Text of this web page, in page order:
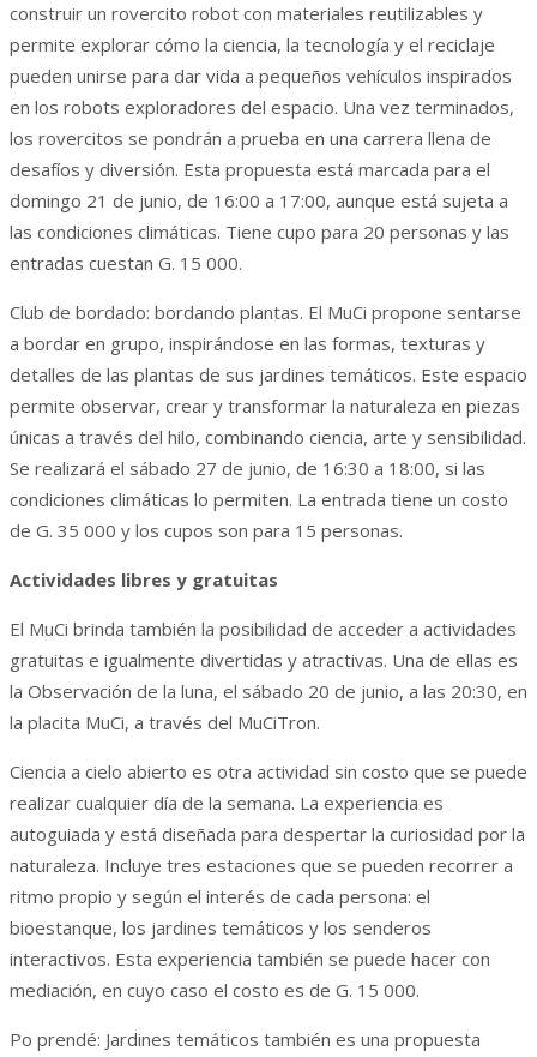
construir un rovercito robot con materiales reutilizables y
permite explorar cómo la ciencia, la tecnología y el reciclaje
pueden unirse para dar vida a pequeños vehículos inspirados
en los robots exploradores del espacio. Una vez terminados,
los rovercitos se pondrán a prueba en una carrera llena de
desafíos y diversión. Esta propuesta está marcada para el
domingo 21 de junio, de 16:00 a 17:00, aunque está sujeta a
las condiciones climáticas. Tiene cupo para 20 personas y las
entradas cuestan G. 15 000.
Club de bordado: bordando plantas. El MuCi propone sentarse
a bordar en grupo, inspirándose en las formas, texturas y
detalles de las plantas de sus jardines temáticos. Este espacio
permite observar, crear y transformar la naturaleza en piezas
únicas a través del hilo, combinando ciencia, arte y sensibilidad.
Se realizará el sábado 27 de junio, de 16:30 a 18:00, si las
condiciones climáticas lo permiten. La entrada tiene un costo
de G. 35 000 y los cupos son para 15 personas.
Actividades libres y gratuitas
El MuCi brinda también la posibilidad de acceder a actividades
gratuitas e igualmente divertidas y atractivas. Una de ellas es
la Observación de la luna, el sábado 20 de junio, a las 20:30, en
la placita MuCi, a través del MuCiTron.
Ciencia a cielo abierto es otra actividad sin costo que se puede
realizar cualquier día de la semana. La experiencia es
autoguiada y está diseñada para despertar la curiosidad por la
naturaleza. Incluye tres estaciones que se pueden recorrer a
ritmo propio y según el interés de cada persona: el
bioestanque, los jardines temáticos y los senderos
interactivos. Esta experiencia también se puede hacer con
mediación, en cuyo caso el costo es de G. 15 000.
Po prendé: Jardines temáticos también es una propuesta